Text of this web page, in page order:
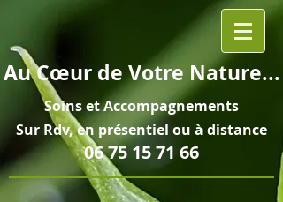
AuCœurde Votre Nature...
Soins etAccompagnements
Sur Rdv, en présentiel ou à distance
06 75 15 71 66